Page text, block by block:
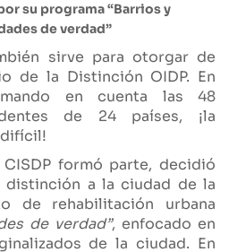
su programa “Barrios y
de verdad”
sirve para otorgar de
de la Distinción OIDP. En
en cuenta las 48
de 24 países, ¡la
difícil!
formó parte, decidió
a la ciudad de la
de rehabilitación urbana
de verdad”, enfocado en
de la ciudad. En